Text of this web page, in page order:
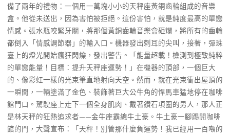
備了兩年的禮物：一個用一萬塊小小的天秤座黃銅齒輪組成的音樂
盒。他從未送出，因為害怕被拒絕。這份害怕，就是純度最高的單戀
情感。張水瓶咬緊牙關，將那個黃銅齒輪音樂盒砸爛，將所有的齒輪
都倒入「情感調節器」的輸入口。機器發出刺耳的尖叫，接著，彈珠
臺上的燈光開始瘋狂閃爍，發出警告。「能量超載！檢測到極致純粹
的單戀能量！目標：提升天秤座運勢！」在機器的頂部，一個巨大
的、像彩虹一樣的光束筆直地射向天空。然而，就在光束衝出屋頂的
一瞬間，一輛塗滿了金色、裝飾著巨大公牛角的悍馬車猛地停在咖啡
館門口。駕駛座上走下一個全身肌肉、戴著鑽石項圈的男人，那人正
是林天秤的狂熱追求者——金牛座霸總牛土豪。牛土豪一腳踢開咖啡
館的門，大聲宣布：「天秤！別管那什麼負運勢！我已經用一百噸的